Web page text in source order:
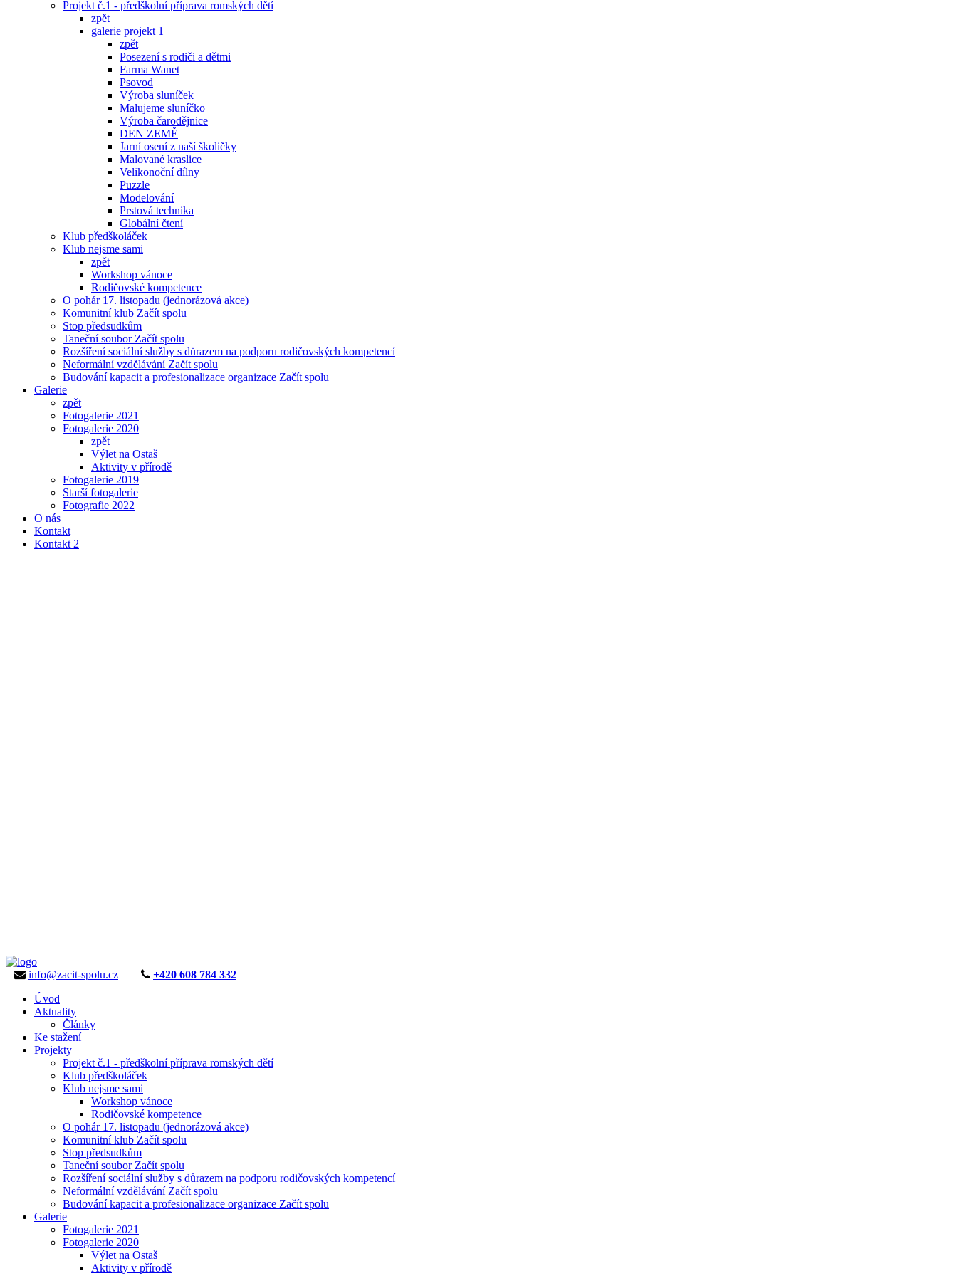
Projekt č.1 - předškolní příprava romských dětí
zpět
galerie projekt 1
zpět
Posezení s rodiči a dětmi
Farma Wanet
Psovod
Výroba sluníček
Malujeme sluníčko
Výroba čarodějnice
DEN ZEMĚ
Jarní osení z naší školičky
Malované kraslice
Velikonoční dílny
Puzzle
Modelování
Prstová technika
Globální čtení
Klub předškoláček
Klub nejsme sami
zpět
Workshop vánoce
Rodičovské kompetence
O pohár 17. listopadu (jednorázová akce)
Komunitní klub Začít spolu
Stop předsudkům
Taneční soubor Začít spolu
Rozšíření sociální služby s důrazem na podporu rodičovských kompetencí
Neformální vzdělávání Začít spolu
Budování kapacit a profesionalizace organizace Začít spolu
Galerie
zpět
Fotogalerie 2021
Fotogalerie 2020
zpět
Výlet na Ostaš
Aktivity v přírodě
Fotogalerie 2019
Starší fotogalerie
Fotografie 2022
O nás
Kontakt
Kontakt 2
info@zacit-spolu.cz
+420 608 784 332
Úvod
Aktuality
Články
Ke stažení
Projekty
Projekt č.1 - předškolní příprava romských dětí
Klub předškoláček
Klub nejsme sami
Workshop vánoce
Rodičovské kompetence
O pohár 17. listopadu (jednorázová akce)
Komunitní klub Začít spolu
Stop předsudkům
Taneční soubor Začít spolu
Rozšíření sociální služby s důrazem na podporu rodičovských kompetencí
Neformální vzdělávání Začít spolu
Budování kapacit a profesionalizace organizace Začít spolu
Galerie
Fotogalerie 2021
Fotogalerie 2020
Výlet na Ostaš
Aktivity v přírodě